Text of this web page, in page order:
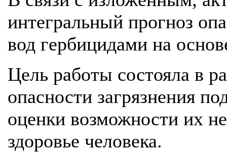
интегральный прогноз
вод гербицидами на
Цель работы состояла в
опасности загрязнения
оценки возможности их
здоровье человека.